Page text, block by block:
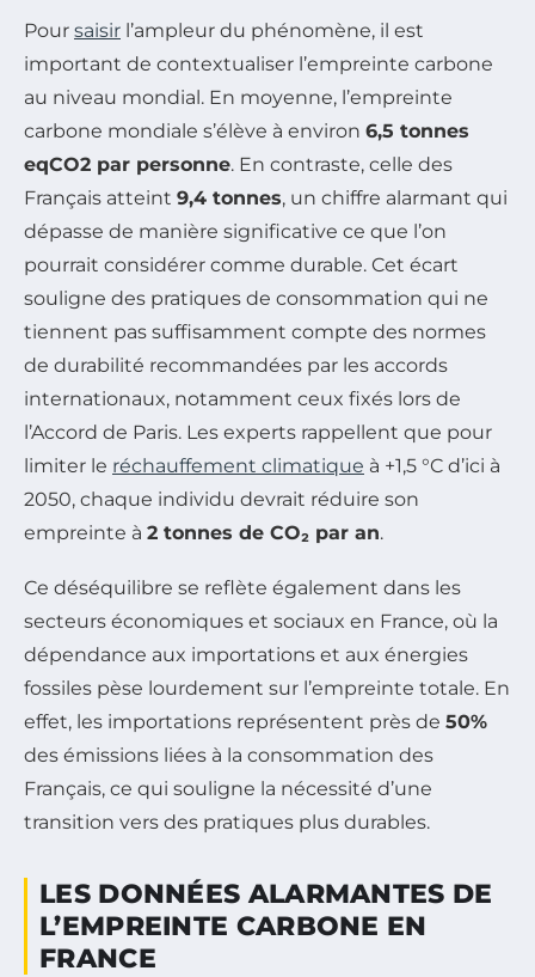
Pour saisir l’ampleur du phénomène, il est
important de contextualiser l’empreinte carbone
au niveau mondial. En moyenne, l’empreinte
carbone mondiale s’élève à environ 6,5 tonnes
eqCO2 par personne. En contraste, celle des
Français atteint 9,4 tonnes, un chiffre alarmant qui
dépasse de manière significative ce que l’on
pourrait considérer comme durable. Cet écart
souligne des pratiques de consommation qui ne
tiennent pas suffisamment compte des normes
de durabilité recommandées par les accords
internationaux, notamment ceux fixés lors de
l’Accord de Paris. Les experts rappellent que pour
limiter le réchauffement climatique à +1,5 °C d’ici à
2050, chaque individu devrait réduire son
empreinte à 2 tonnes de CO₂ par an.
Ce déséquilibre se reflète également dans les
secteurs économiques et sociaux en France, où la
dépendance aux importations et aux énergies
fossiles pèse lourdement sur l’empreinte totale. En
effet, les importations représentent près de 50%
des émissions liées à la consommation des
Français, ce qui souligne la nécessité d’une
transition vers des pratiques plus durables.
LES DONNÉES ALARMANTES DE
L’EMPREINTE CARBONE EN
FRANCE